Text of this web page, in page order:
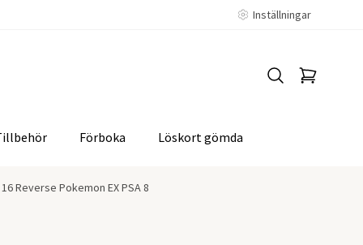
Inställningar
Förboka Löskort gömda
Reverse Pokemon EX PSA 8